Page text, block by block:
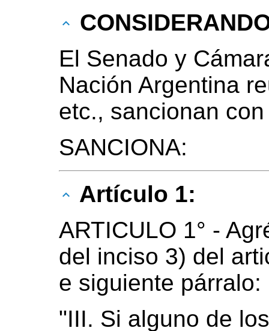
El Senado y
Nación Argentina
etc., sancionan
SANCIONA:
Artículo 1:
ARTICULO 1° -
del inciso 3) del
e siguiente párralo:
"III. Si alguno de